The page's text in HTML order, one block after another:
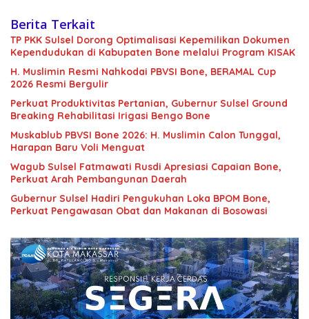
Berita Terkait
TP PKK Sulsel Dorong Optimalisasi Kepemilikan Dokumen
Kependudukan di Kabupaten Bone melalui Program KISAK
H. Muslimin Resmi Nahkodai PBVSI Bone, BERAMAL Cup
2026 Resmi Bergulir
Perkuat Produktivitas Pertanian, Gubernur Sulsel Ground
Breaking Rehabilitasi Irigasi Bengo Bone
Muskablub PBVSI Bone 2026: H. Muslimin Calon Tunggal,
Harapan Baru Voli Menguat
Wagub Sulsel Fatmawati Rusdi Apresiasi Capaian Bone,
Perkuat Arah Pembangunan Daerah
Gubernur Sulsel Hadiri Pengukuhan Loka BPOM Bone,
Perkuat Pengawasan Obat dan Makanan di Bosowasi